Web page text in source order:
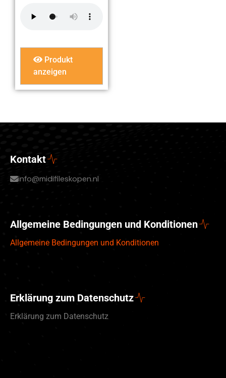
Produkt
anzeigen
Kontakt
info@midifileskopen.nl
Allgemeine Bedingungen und Konditionen
Allgemeine Bedingungen und Konditionen
Erklärung zum Datenschutz
Erklärung zum Datenschutz